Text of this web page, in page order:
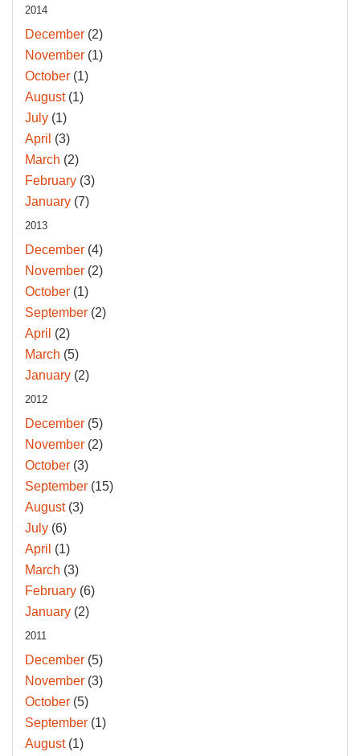
2014
December (2)
November (1)
October (1)
August(1)
July (1)
April (3)
March (2)
February (3)
January (7)
2013
December (4)
November (2)
October (1)
September (2)
April (2)
March (5)
January (2)
2012
December (5)
November (2)
October (3)
September (15)
August(3)
July (6)
April (1)
March (3)
February (6)
January (2)
2011
December (5)
November (3)
October (5)
September (1)
August(1)